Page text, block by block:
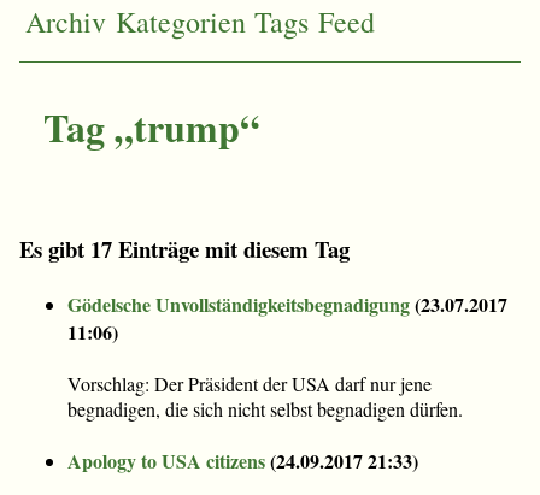
Archiv Kategorien Tags Feed
Tag „trump“
Es gibt 17 Einträge mit diesem Tag
Gödelsche Unvollständigkeitsbegnadigung(23.07.2017
11:06)
Vorschlag: Der Präsident der USA darf nur jene
begnadigen, die sich nicht selbst begnadigen dürfen.
Apology to USA citizens(24.09.2017 21:33)